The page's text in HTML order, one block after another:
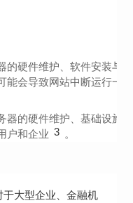
的硬件维护、软件安装与
能会导致网站中断运行一
器的硬件维护、基础设施
户和企业 3 。
大型企业、金融机